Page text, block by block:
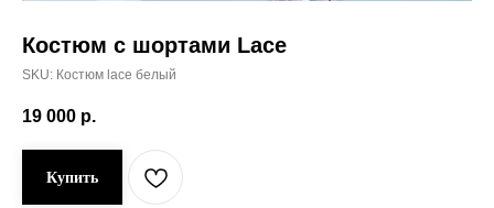
Костюм с шортами Lace
SKU: Костюм lace белый
19 000 р.
Купить